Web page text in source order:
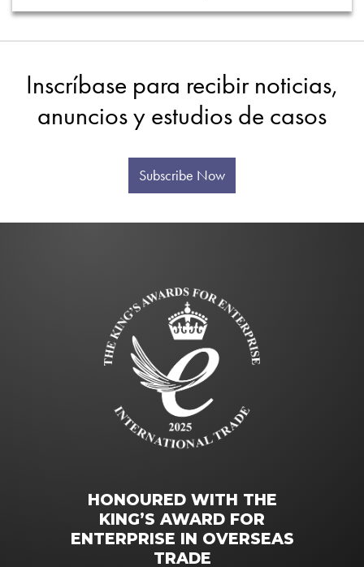
Inscríbase para recibir noticias,
anuncios y estudios de casos
Subscribe Now
HONOURED WITH THE
KING’S AWARD FOR
ENTERPRISE IN OVERSEAS
TRADE